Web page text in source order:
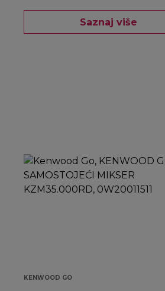
Saznaj više
KENWOOD GO